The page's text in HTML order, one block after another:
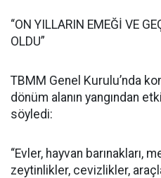
“ON YILLARIN EMEĞİ VE
OLDU”
TBMM Genel Kurulu’nda
dönüm alanın yangından
söyledi:
“Evler, hayvan barınakları,
zeytinlikler, cevizlikler,